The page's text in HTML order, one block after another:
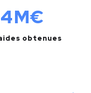
M€
obtenues